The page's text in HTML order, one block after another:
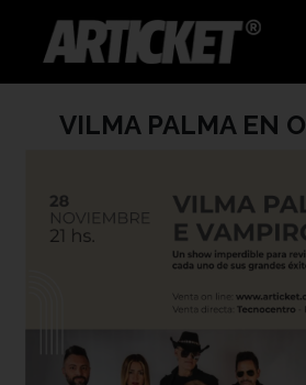
VILMA PALMA EN